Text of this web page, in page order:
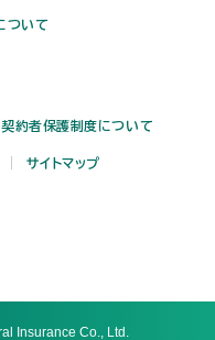
ついて
約者保護制度について
サイトマップ
Insurance Co., Ltd.